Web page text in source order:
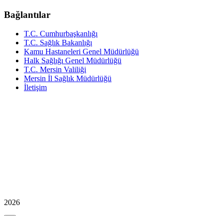
Bağlantılar
T.C. Cumhurbaşkanlığı
T.C. Sağlık Bakanlığı
Kamu Hastaneleri Genel Müdürlüğü
Halk Sağlığı Genel Müdürlüğü
T.C. Mersin Valiliği
Mersin İl Sağlık Müdürlüğü
İletişim
2026